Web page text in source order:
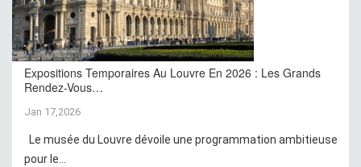
Expositions Temporaires Au Louvre En 2026 : Les Grands
Rendez-Vous…
Jan 17,2026
Le musée du Louvre dévoile une programmation ambitieuse
pour le...